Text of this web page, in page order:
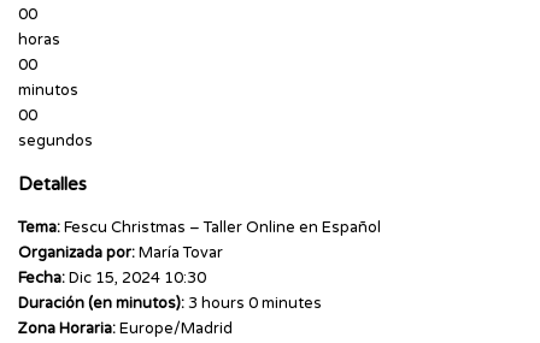
00
horas
00
minutos
00
segundos
Detalles
Tema:Fescu Christmas – Taller Online en Español
Organizada por:María Tovar
Fecha:Dic 15, 2024 10:30
Duración (en minutos):3 hours 0 minutes
Zona Horaria:Europe/Madrid